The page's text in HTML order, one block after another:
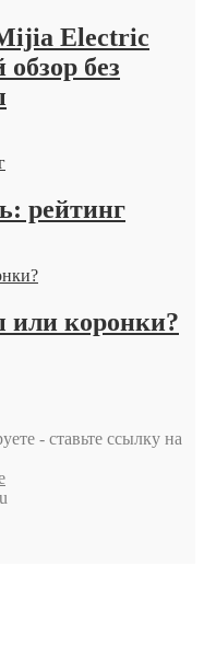
Electric
без
рейтинг
коронки?
- ставьте ссылку на